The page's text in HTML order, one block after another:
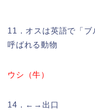
11．オスは英語で「ブ
呼ばれる動物
ウシ（牛）
14．←→出口